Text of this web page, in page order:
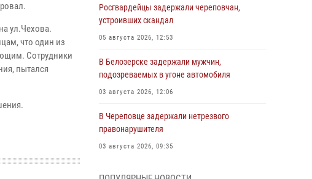
ул.Чехова.
что один из
Сотрудники
пытался
Росгвардейцы задержали череповчан,
устроивших скандал
05 августа 2026, 12:53
В Белозерске задержали мужчин,
подозреваемых в угоне автомобиля
03 августа 2026, 12:06
В Череповце задержали нетрезвого
правонарушителя
03 августа 2026, 09:35